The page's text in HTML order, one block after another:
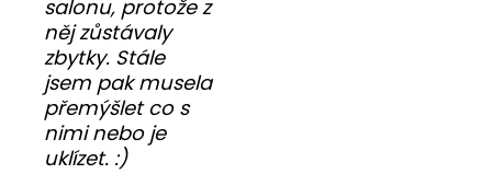
salonu, protože z
něj zůstávaly
zbytky. Stále
jsem pak musela
přemýšlet co s
nimi nebo je
uklízet. :)